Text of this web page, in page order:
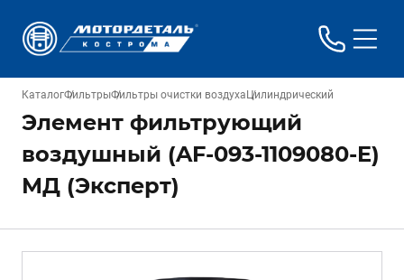
КаталогФильтрыФильтры очистки воздуха Цилиндрический
Элемент фильтрующий
воздушный (AF-093-1109080-E)
МД (Эксперт)